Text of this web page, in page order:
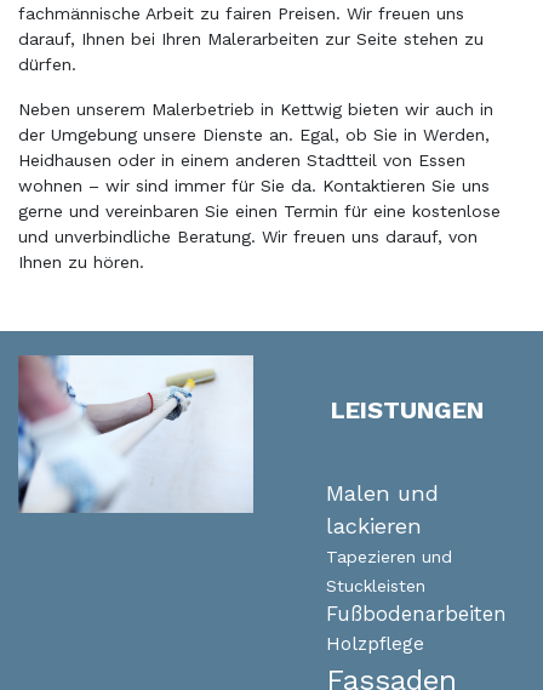
fachmännische Arbeit zu fairen Preisen. Wir freuen uns
darauf, Ihnen bei Ihren Malerarbeiten zur Seite stehen zu
dürfen.
Neben unserem Malerbetrieb in Kettwig bieten wir auch in
der Umgebung unsere Dienste an. Egal, ob Sie in Werden,
Heidhausen oder in einem anderen Stadtteil von Essen
wohnen – wir sind immer für Sie da. Kontaktieren Sie uns
gerne und vereinbaren Sie einen Termin für eine kostenlose
und unverbindliche Beratung. Wir freuen uns darauf, von
Ihnen zu hören.
LEISTUNGEN
Malen und
lackieren
Tapezieren und
Stuckleisten
Fußbodenarbeiten
Holzpflege
Fassaden